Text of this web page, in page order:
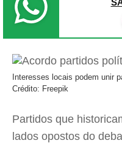
Interesses locais podem unir
Crédito: Freepik
Partidos que
lados opostos do